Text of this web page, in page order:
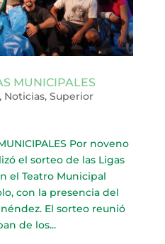
MUNICIPALES
Noticias, Superior
Por noveno
el sorteo de las Ligas
el Teatro Municipal
con la presencia del
El sorteo reunió
de los...